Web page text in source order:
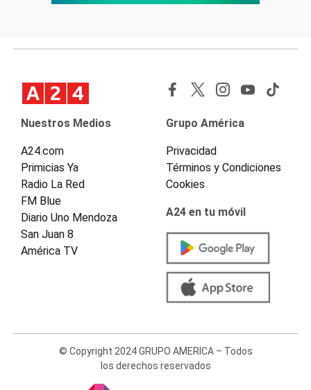
Nuestros Medios
A24.com
Primicias Ya
Radio La Red
FM Blue
Diario Uno Mendoza
San Juan 8
América TV
Grupo América
Privacidad
Términos y Condiciones
Cookies
A24 en tu móvil
© Copyright 2024 GRUPO AMERICA – Todos
los derechos reservados